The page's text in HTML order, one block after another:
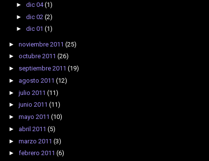
►dic 04(1)
►dic 02(2)
►dic 01(1)
► noviembre 2011 (25)
► octubre 2011 (26)
► septiembre 2011 (19)
► agosto 2011 (12)
► julio 2011 (11)
► junio 2011 (11)
► mayo 2011 (10)
► abril 2011 (5)
► marzo 2011 (3)
► febrero 2011 (6)